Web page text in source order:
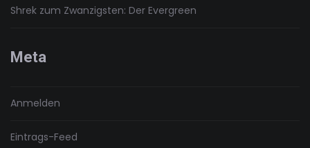
Shrek zum Zwanzigsten: Der Evergreen
Meta
Anmelden
Eintrags-Feed